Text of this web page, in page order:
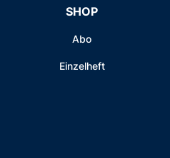
SHOP
Abo
Einzelheft